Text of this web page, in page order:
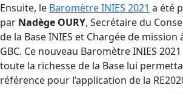
Ensuite, le Baromètre INIES 2021 a été
par Nadège OURY, Secrétaire du
de la Base INIES et Chargée de mission
GBC. Ce nouveau Baromètre INIES
toute la richesse de la Base lui
référence pour l’application de la